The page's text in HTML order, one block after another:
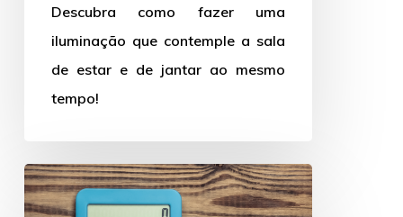
Descubra como fazer uma
iluminação que contemple a sala
de estar e de jantar ao mesmo
tempo!
Dicas
de